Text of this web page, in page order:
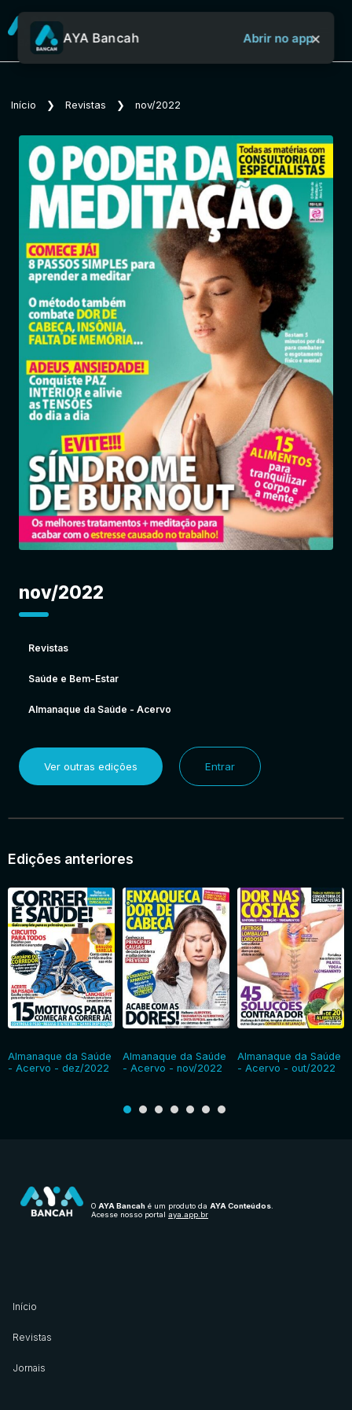
Sobre o Aya Bancah
Início
Revistas
Jornais
Notícias
AYA Bancah Abrir no app×
Início ❯ Revistas ❯ nov/2022
nov/2022
Revistas
Saúde e Bem-Estar
Almanaque da Saúde - Acervo
Ver outras edições Entrar
Edições anteriores
Almanaque da Saúde
- Acervo - dez/2022
Almanaque da Saúde
- Acervo - nov/2022
Almanaque da Saúde
- Acervo - out/2022
O AYA Bancah é um produto da AYA Conteúdos
Acesse nosso portal aya.app.br
Início
Revistas
Jornais